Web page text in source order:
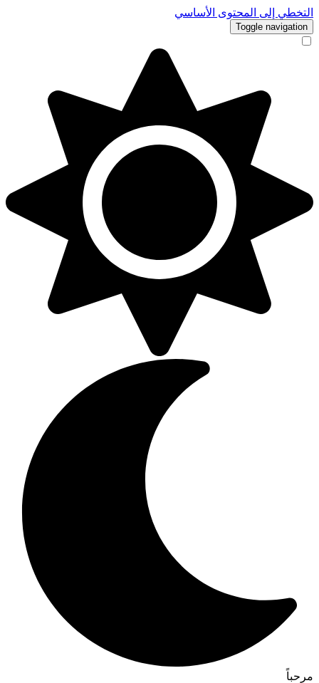
التخطي إلى المحتوى الأساسي
Toggle navigation
مرحباً